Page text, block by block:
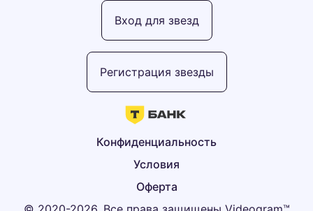
Оферта
Условия
Конфиденциальность
Регистрация звезды
Вход для звезд